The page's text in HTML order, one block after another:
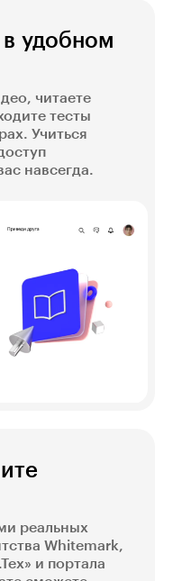
в удобном
читаете
тесты
Учиться
навсегда.
реальных
Whitemark,
и портала